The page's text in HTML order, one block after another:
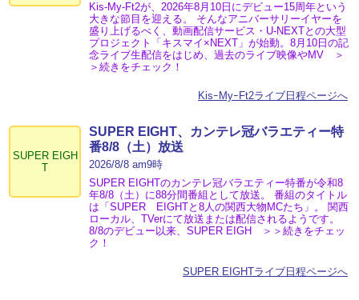
Kis-My-Ft2が、2026年8月10日にデビュー15周年という
大きな節目を迎える。 そんなアニバーサリーイヤーを
盛り上げるべく、動画配信サービス・U-NEXTとの大型
プロジェクト「キスマイ×NEXT」が始動。8月10日の記
念ライブ生配信をはじめ、過去のライブ映像やMV ＞
＞続きをチェック！
KisｰMyｰFt2ライブ日程ページへ
SUPER EIGH
T
SUPER EIGHT、カンテレ冠バラエティー特
番8/8（土）放送
2026/8/8 am9時
SUPER EIGHTのカンテレ冠バラエティー特番が令和8
年8/8（土）に88分間番組として放送。 番組のタイトル
は「SUPER EIGHTと8人の関西大物MCたち」。 関西
ローカル、TVerにて放送または配信されるようです。
8/8のデビュー以来、SUPER EIGH ＞＞続きをチェッ
ク！
SUPER EIGHTライブ日程ページへ